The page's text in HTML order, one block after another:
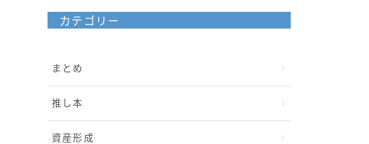
カテゴリー
まとめ
推し本
資産形成